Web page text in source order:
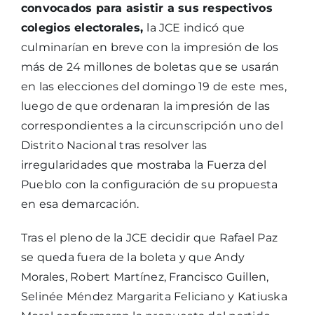
convocados para asistir a sus respectivos
colegios electorales, la JCE indicó que
culminarían en breve con la impresión de los
más de 24 millones de boletas que se usarán
en las elecciones del domingo 19 de este mes,
luego de que ordenaran la impresión de las
correspondientes a la circunscripción uno del
Distrito Nacional tras resolver las
irregularidades que mostraba la Fuerza del
Pueblo con la configuración de su propuesta
en esa demarcación.
Tras el pleno de la JCE decidir que Rafael Paz
se queda fuera de la boleta y que Andy
Morales, Robert Martínez, Francisco Guillen,
Selinée Méndez Margarita Feliciano y Katiuska